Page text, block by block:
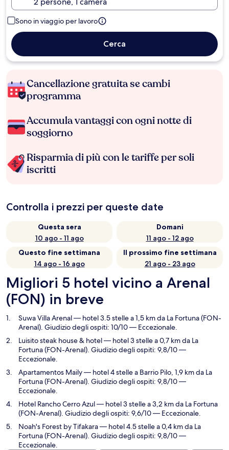
Sono in viaggio per lavoro
Cerca
Cancellazione gratuita se cambi
programma
Accumula vantaggi con ogni notte di
soggiorno
Risparmia di più con le tariffe per soli
iscritti
Controlla i prezzi per queste date
Questa sera
10 ago - 11 ago
Domani
11 ago - 12 ago
Questo fine settimana
14 ago - 16 ago
Il prossimo fine settimana
21 ago - 23 ago
Migliori 5 hotel vicino a Arenal
(FON) in breve
Suwa Villa Arenal— hotel 3.5 stelle a 1,5 km da La Fortuna (FON-
Arenal). Giudizio degli ospiti: 10/10 — Eccezionale.
Luisito steak house & hotel— hotel 3 stelle a 0,7 km da La
Fortuna (FON-Arenal). Giudizio degli ospiti: 9,8/10 —
Eccezionale.
Apartamentos Maily— hotel 4 stelle a Barrio Pilo, 1,9 km da La
Fortuna (FON-Arenal). Giudizio degli ospiti: 9,8/10 —
Eccezionale.
Hotel Rancho Cerro Azul— hotel 3 stelle a 3,2 km da La Fortuna
(FON-Arenal). Giudizio degli ospiti: 9,6/10 — Eccezionale.
Noah's Forest by Tifakara— hotel 4.5 stelle a 0,4 km da La
Fortuna (FON-Arenal). Giudizio degli ospiti: 9,8/10 —
Eccezionale.